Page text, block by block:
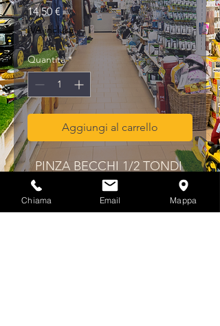
14,50 €Prezzo
IVA inclusa
Quantità *
Aggiungi al carrello
PINZA BECCHI 1/2 TONDI
PIEG.CR.VAN.SAT.MM.150
Chiama Email Mappa